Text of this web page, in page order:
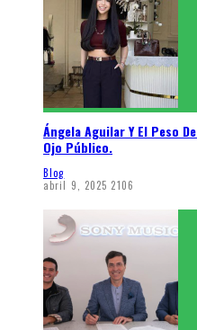
Ángela Aguilar Y El Peso
Ojo Público.
Blog
abril 9, 2025 2106